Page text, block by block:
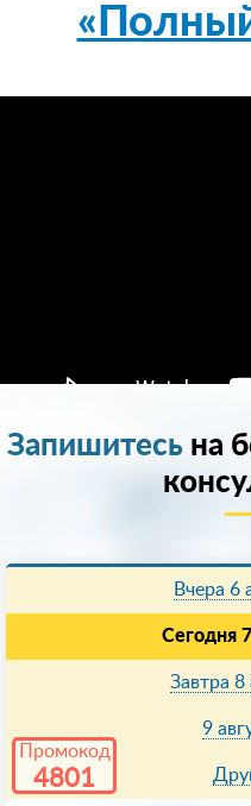
Промокод
4801
Запишитесьна
Вчера 6
Сегодня
Завтра 8
9